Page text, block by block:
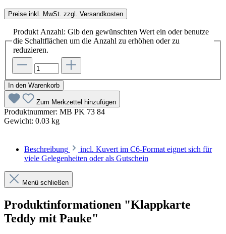
Preise inkl. MwSt. zzgl. Versandkosten
Produkt Anzahl: Gib den gewünschten Wert ein oder benutze
die Schaltflächen um die Anzahl zu erhöhen oder zu
reduzieren.
In den Warenkorb
Zum Merkzettel hinzufügen
Produktnummer: MB PK 73 84
Gewicht: 0.03 kg
Beschreibung
incl. Kuvert im C6-Format eignet sich für
viele Gelegenheiten oder als Gutschein
Menü schließen
Produktinformationen "Klappkarte
Teddy mit Pauke"